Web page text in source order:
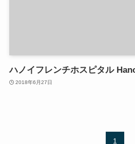
ハノイフレンチホスピタル
2018年6月27日
1